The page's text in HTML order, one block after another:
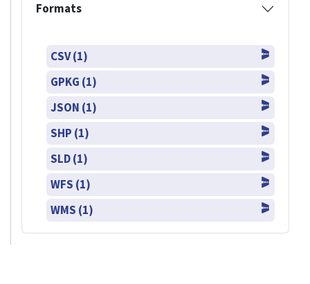
Formats
CSV (1)
GPKG (1)
JSON (1)
SHP (1)
SLD (1)
WFS (1)
WMS (1)